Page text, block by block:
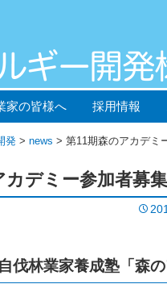
家の皆様へ 採用情報
発 > news > 第11期森のアカデミ
カデミー参加者募集
伐林業家養成塾「森の